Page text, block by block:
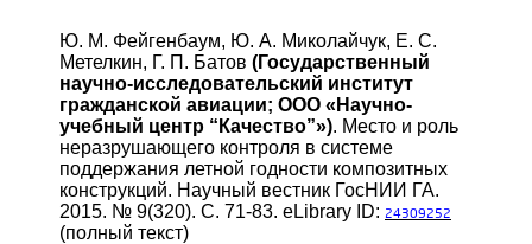
Ю. М. Фейгенбаум, Ю. А. Миколайчук, Е. С.
Метелкин, Г. П. Батов (Государственный
научно-исследовательский институт
гражданской авиации; ООО «Научно-
учебный центр “Качество”»). Место и роль
неразрушающего контроля в системе
поддержания летной годности композитных
конструкций. Научный вестник ГосНИИ ГА.
2015. № 9(320). С. 71-83. eLibrary ID: 24309252
(полный текст)